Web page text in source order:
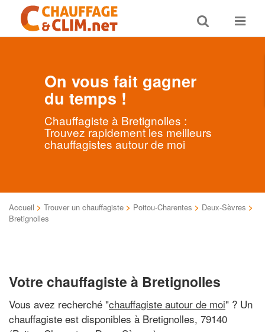
Toggle
search
Toggle
On vous fait gagner
du temps !
Chauffagiste à Bretignolles :
Trouvez rapidement les meilleurs
chauffagistes autour de moi
Accueil > Trouver un chauffagiste > Poitou-Charentes > Deux-Sèvres >
Bretignolles
Votre chauffagiste à Bretignolles
Vous avez recherché "chauffagiste autour de moi" ? Un
chauffagiste est disponibles à Bretignolles, 79140